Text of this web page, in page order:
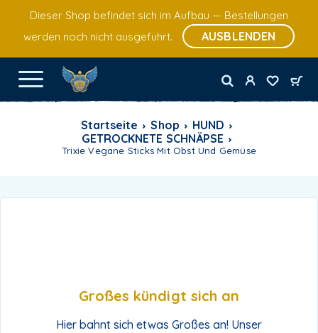
Dieser Shop befindet sich im Aufbau — Bestellungen
werden noch nicht ausgeführt.
AUSBLENDEN
Startseite Shop
HUND
GETROCKNETE SCHNÄPSE
Trixie Vegane Sticks Mit Obst Und Gemüse
Großes kündigt sich an
Hier bahnt sich etwas Großes an! Unser